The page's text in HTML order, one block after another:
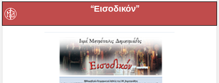
“Εισοδικόν”